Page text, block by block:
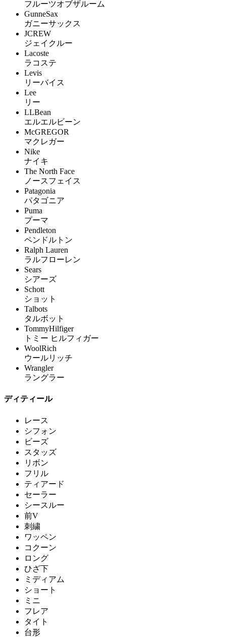
フルーツオブザルーム
GunneSax
ガニーサックス
JCREW
ジェイクルー
Lacoste
ラコステ
Levis
リーバイス
Lee
リー
LLBean
エルエルビーン
McGREGOR
マクレガー
Nike
ナイキ
The North Face
ノースフェイス
Patagonia
パタゴニア
Puma
プーマ
Pendleton
ペンドルトン
Ralph Lauren
ラルフローレン
Sears
シアーズ
Schott
ショット
Talbots
タルボット
TommyHilfiger
トミー ヒルフィガー
WoolRich
ウールリッチ
Wrangler
ラングラー
ディティール
レース
シフォン
ビーズ
スタッズ
リボン
フリル
ティアード
セーラー
シースルー
前V
刺繍
ワッペン
コクーン
ロング
ひざ下
ミディアム
ショート
ミニ
フレア
タイト
台形